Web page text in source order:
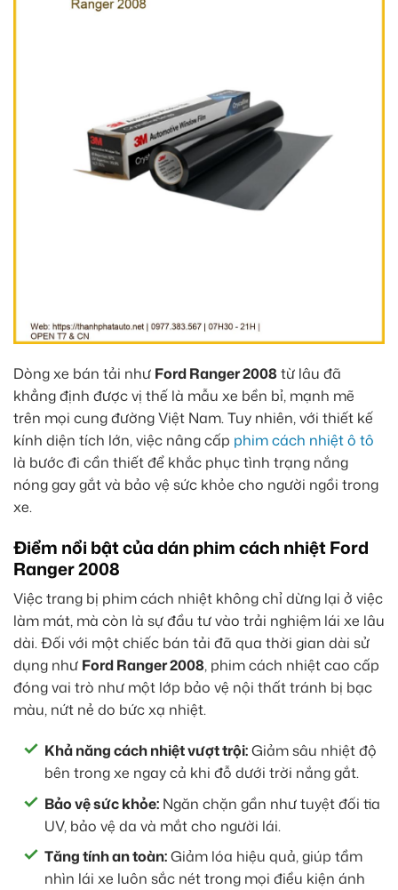
Dòng xe bán tải như Ford Ranger 2008từ lâu đã
khẳng định được vị thế là mẫu xe bền bỉ, mạnh mẽ
trên mọi cung đường Việt Nam. Tuy nhiên, với thiết kế
kính diện tích lớn, việc nâng cấp phim cách nhiệt ô tô
là bước đi cần thiết để khắc phục tình trạng nắng
nóng gay gắt và bảo vệ sức khỏe cho người ngồi trong
xe.
Điểm nổi bật của dán phim cách nhiệt Ford
Ranger 2008
Việc trang bị phim cách nhiệt không chỉ dừng lại ở việc
làm mát, mà còn là sự đầu tư vào trải nghiệm lái xe lâu
dài. Đối với một chiếc bán tải đã qua thời gian dài sử
dụng như Ford Ranger 2008, phim cách nhiệt cao cấp
đóng vai trò như một lớp bảo vệ nội thất tránh bị bạc
màu, nứt nẻ do bức xạ nhiệt.
Khả năng cách nhiệt vượt trội:Giảm sâu nhiệt độ
bên trong xe ngay cả khi đỗ dưới trời nắng gắt.
Bảo vệ sức khỏe: Ngăn chặn gần như tuyệt đối tia
UV, bảo vệ da và mắt cho người lái.
Tăng tính an toàn:Giảm lóa hiệu quả, giúp tầm
nhìn lái xe luôn sắc nét trong mọi điều kiện ánh